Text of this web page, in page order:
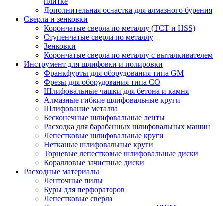
Дополнительная оснастка для алмазного бурения
Сверла и зенковки
Корончатые сверла по металлу (TCT и HSS)
Ступенчатые сверла по металлу
Зенковки
Корончатые сверла по металлу c выталкивателем
Инструмент для шлифовки и полировки
Франкфурты для оборудования типа GM
Фрезы для оборудования типа СО
Шлифовальные чашки для бетона и камня
Алмазные гибкие шлифовальные круги
Шлифование металла
Бесконечные шлифовальные ленты
Расходка для барабанных шлифовальных машин
Лепестковые шлифовальные круги
Нетканые шлифовальные круги
Торцевые лепестковые шлифовальные диски
Коралловые зачистные диски
Расходные материалы
Ленточные пилы
Буры для перфораторов
Лепестковые сверла